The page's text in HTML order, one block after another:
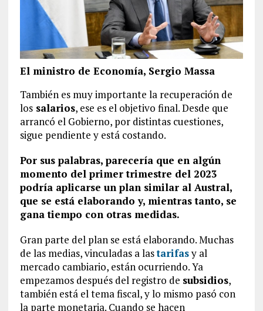
El ministro de Economía, Sergio Massa
También es muy importante la recuperación de
lossalarios, ese es el objetivo final. Desde que
arrancó el Gobierno, por distintas cuestiones,
sigue pendiente y está costando.
Por sus palabras, parecería que en algún
momento del primer trimestre del 2023
podría aplicarse un plan similar al Austral,
que se está elaborando y, mientras tanto, se
gana tiempo con otras medidas.
Gran parte del plan se está elaborando. Muchas
de las medias, vinculadas a lastarifasy al
mercado cambiario, están ocurriendo. Ya
empezamos después del registro de subsidios,
también está el tema fiscal, y lo mismo pasó con
la parte monetaria. Cuando se hacen